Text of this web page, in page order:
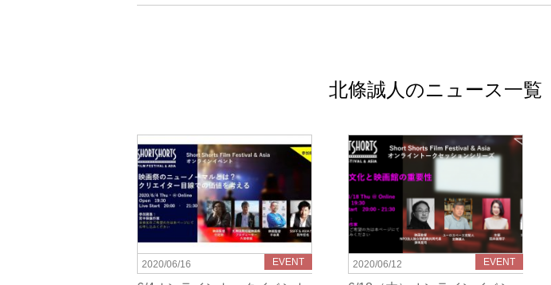
北條誠人のニュース一覧
2020/06/16 EVENT 2020/06/12 EVENT